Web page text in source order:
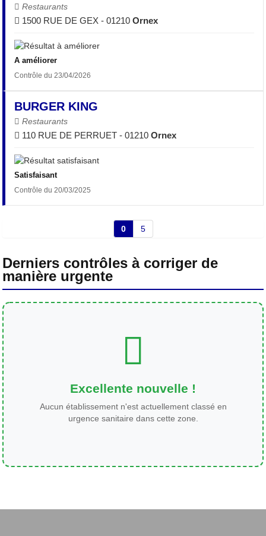
Restaurants
1500 RUE DE GEX - 01210Ornex
A améliorer
Contrôle du 23/04/2026
BURGER KING
Restaurants
110 RUE DE PERRUET - 01210Ornex
Satisfaisant
Contrôle du 20/03/2025
0 5
Derniers contrôles à corriger de
manière urgente
Excellente nouvelle !
Aucun établissement n'est actuellement classé en
urgence sanitaire dans cette zone.